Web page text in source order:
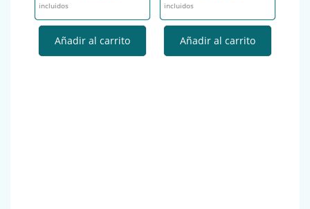
incluidos
Añadir al carrito
incluidos
Añadir al carrito